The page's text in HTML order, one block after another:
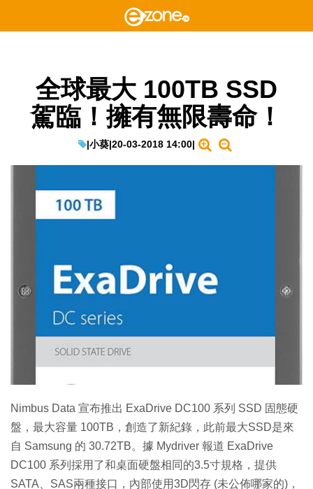
全球最大 100TB SSD
駕臨！擁有無限壽命！
|小葵|20-03-2018 14:00|
Nimbus Data 宣布推出 ExaDrive DC100 系列 SSD 固態硬
盤，最大容量 100TB，創造了新紀錄，此前最大SSD是來
自 Samsung 的 30.72TB。據 Mydriver 報道 ExaDrive
DC100 系列採用了和桌面硬盤相同的3.5寸規格，提供
SATA、SAS兩種接口，內部使用3D閃存 (未公佈哪家的)，